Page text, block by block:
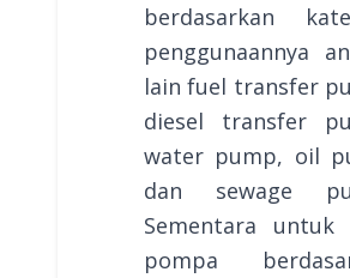
berdasarkan
penggunaannya
lain fuel transfer
diesel transfer
water pump, oil
dan sewage
Sementara untuk
pompa